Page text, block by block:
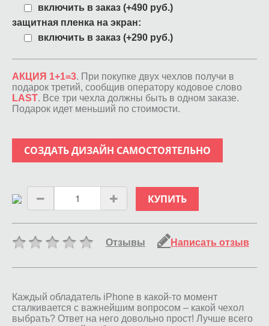
включить в заказ (+490 руб.)
защитная пленка на экран:
включить в заказ (+290 руб.)
АКЦИЯ 1+1=3. При покупке двух чехлов получи в
подарок третий, сообщив оператору кодовое слово
LAST. Все три чехла должны быть в одном заказе.
Подарок идет меньший по стоимости.
СОЗДАТЬ ДИЗАЙН САМОСТОЯТЕЛЬНО
КУПИТЬ
Отзывы Написать отзыв
Каждый обладатель iPhone в какой-то момент
сталкивается с важнейшим вопросом – какой чехол
выбрать? Ответ на него довольно прост! Лучше всего